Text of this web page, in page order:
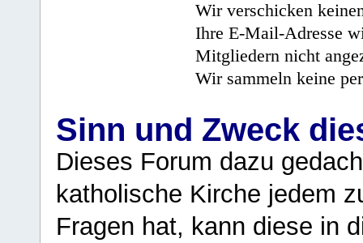
Wir verschicken
Ihre E-Mail-Adresse
Mitgliedern nicht
Wir sammeln keine
Sinn und Zweck
Dieses Forum dazu
katholische Kirche jedem
Fragen hat, kann diese in